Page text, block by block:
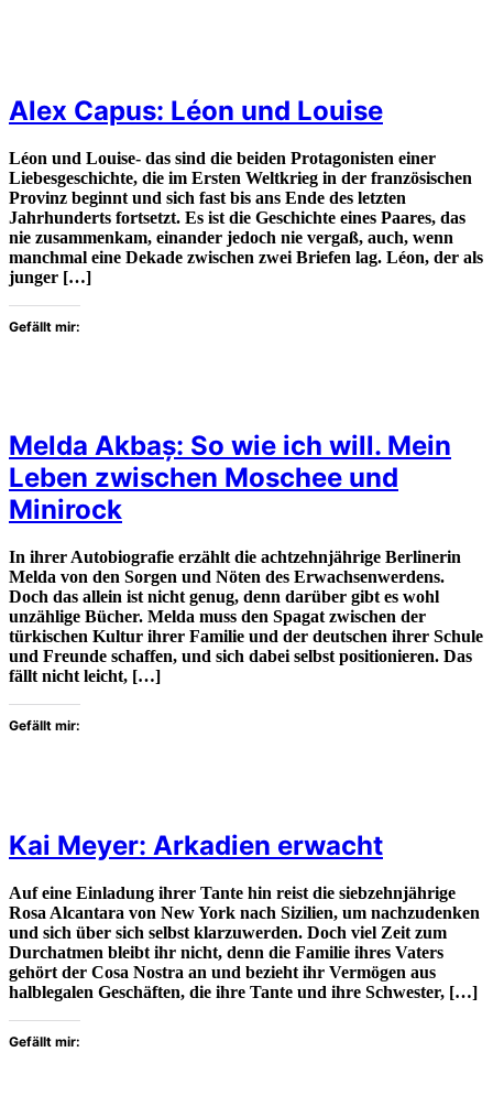
Alex Capus: Léon und Louise
Léon und Louise- das sind die beiden Protagonisten einer
Liebesgeschichte, die im Ersten Weltkrieg in der französischen
Provinz beginnt und sich fast bis ans Ende des letzten
Jahrhunderts fortsetzt. Es ist die Geschichte eines Paares, das
nie zusammenkam, einander jedoch nie vergaß, auch, wenn
manchmal eine Dekade zwischen zwei Briefen lag. Léon, der als
junger […]
Gefällt mir:
Melda Akbaș: So wie ich will. Mein
Leben zwischen Moschee und
Minirock
In ihrer Autobiografie erzählt die achtzehnjährige Berlinerin
Melda von den Sorgen und Nöten des Erwachsenwerdens.
Doch das allein ist nicht genug, denn darüber gibt es wohl
unzählige Bücher. Melda muss den Spagat zwischen der
türkischen Kultur ihrer Familie und der deutschen ihrer Schule
und Freunde schaffen, und sich dabei selbst positionieren. Das
fällt nicht leicht, […]
Gefällt mir:
Kai Meyer: Arkadien erwacht
Auf eine Einladung ihrer Tante hin reist die siebzehnjährige
Rosa Alcantara von New York nach Sizilien, um nachzudenken
und sich über sich selbst klarzuwerden. Doch viel Zeit zum
Durchatmen bleibt ihr nicht, denn die Familie ihres Vaters
gehört der Cosa Nostra an und bezieht ihr Vermögen aus
halblegalen Geschäften, die ihre Tante und ihre Schwester, […]
Gefällt mir: